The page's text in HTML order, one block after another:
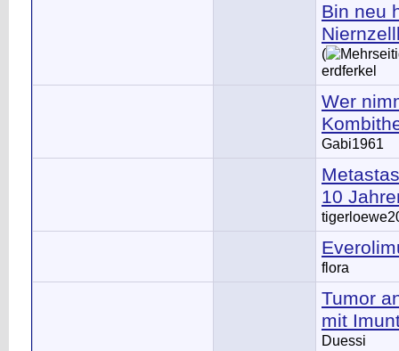
Bin neu
(
erdferkel
Wer
Gabi1961
10
flora
Tumor
mit
Duessi